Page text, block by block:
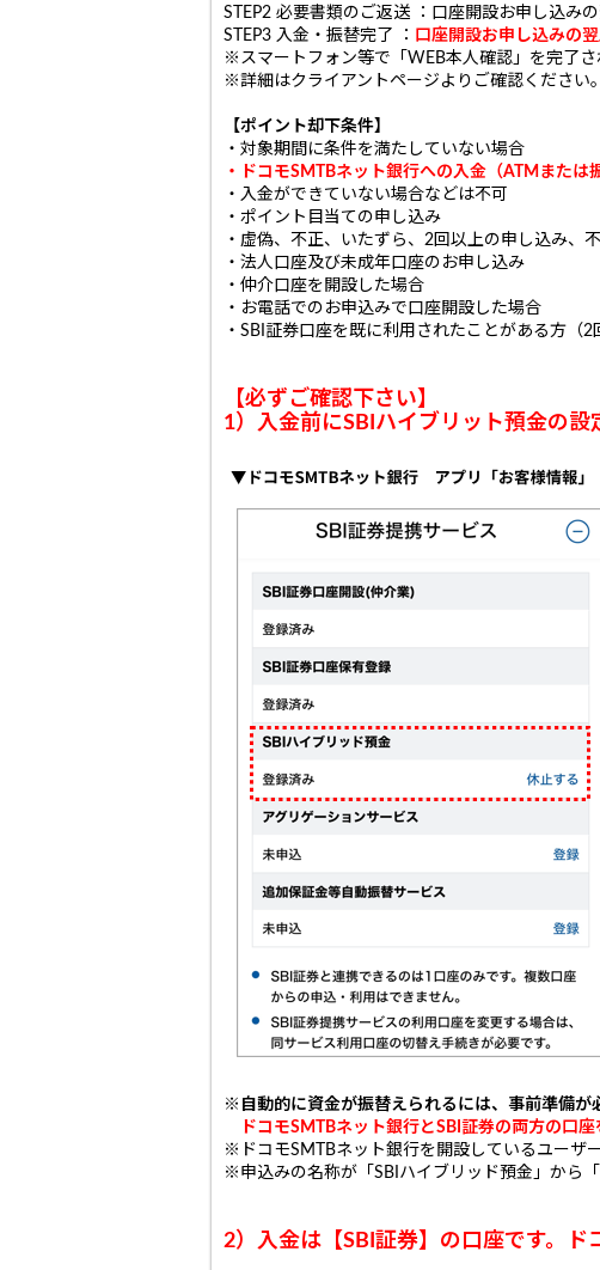
STEP2 必要書類のご返送 ：口座開設お申し込み
STEP3 入金・振替完了 ：
口座開設お申し込みの
※スマートフォン等で「WEB本人確認」を完了さ
※詳細はクライアントページよりご確認ください。
【ポイント却下条件】
・対象期間に条件を満たしていない場合
・ドコモSMTBネット銀行への入金（ATMまた
・入金ができていない場合などは不可
・ポイント目当ての申し込み
・虚偽、不正、いたずら、2回以上の申し込み、
・法人口座及び未成年口座のお申し込み
・仲介口座を開設した場合
・お電話でのお申込みで口座開設した場合
・SBI証券口座を既に利用されたことがある方（2
【必ずご確認下さい】
1）入金前にSBIハイブリット預金の設
※自動的に資金が振替えられるには、事前準備が
ドコモSMTBネット銀行とSBI証券の両方の口座
※ドコモSMTBネット銀行を開設しているユーザ
※申込みの名称が「SBIハイブリッド預金」から
2）入金は【SBI証券】の口座です。ド